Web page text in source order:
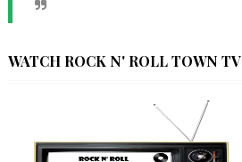
WATCH ROCK N' ROLL TOWN TV